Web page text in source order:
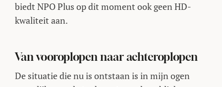
biedt NPO Plus op dit moment ook geen HD-
kwaliteit aan.
Van vooroplopen naar achteroplopen
De situatie die nu is ontstaan is in mijn ogen